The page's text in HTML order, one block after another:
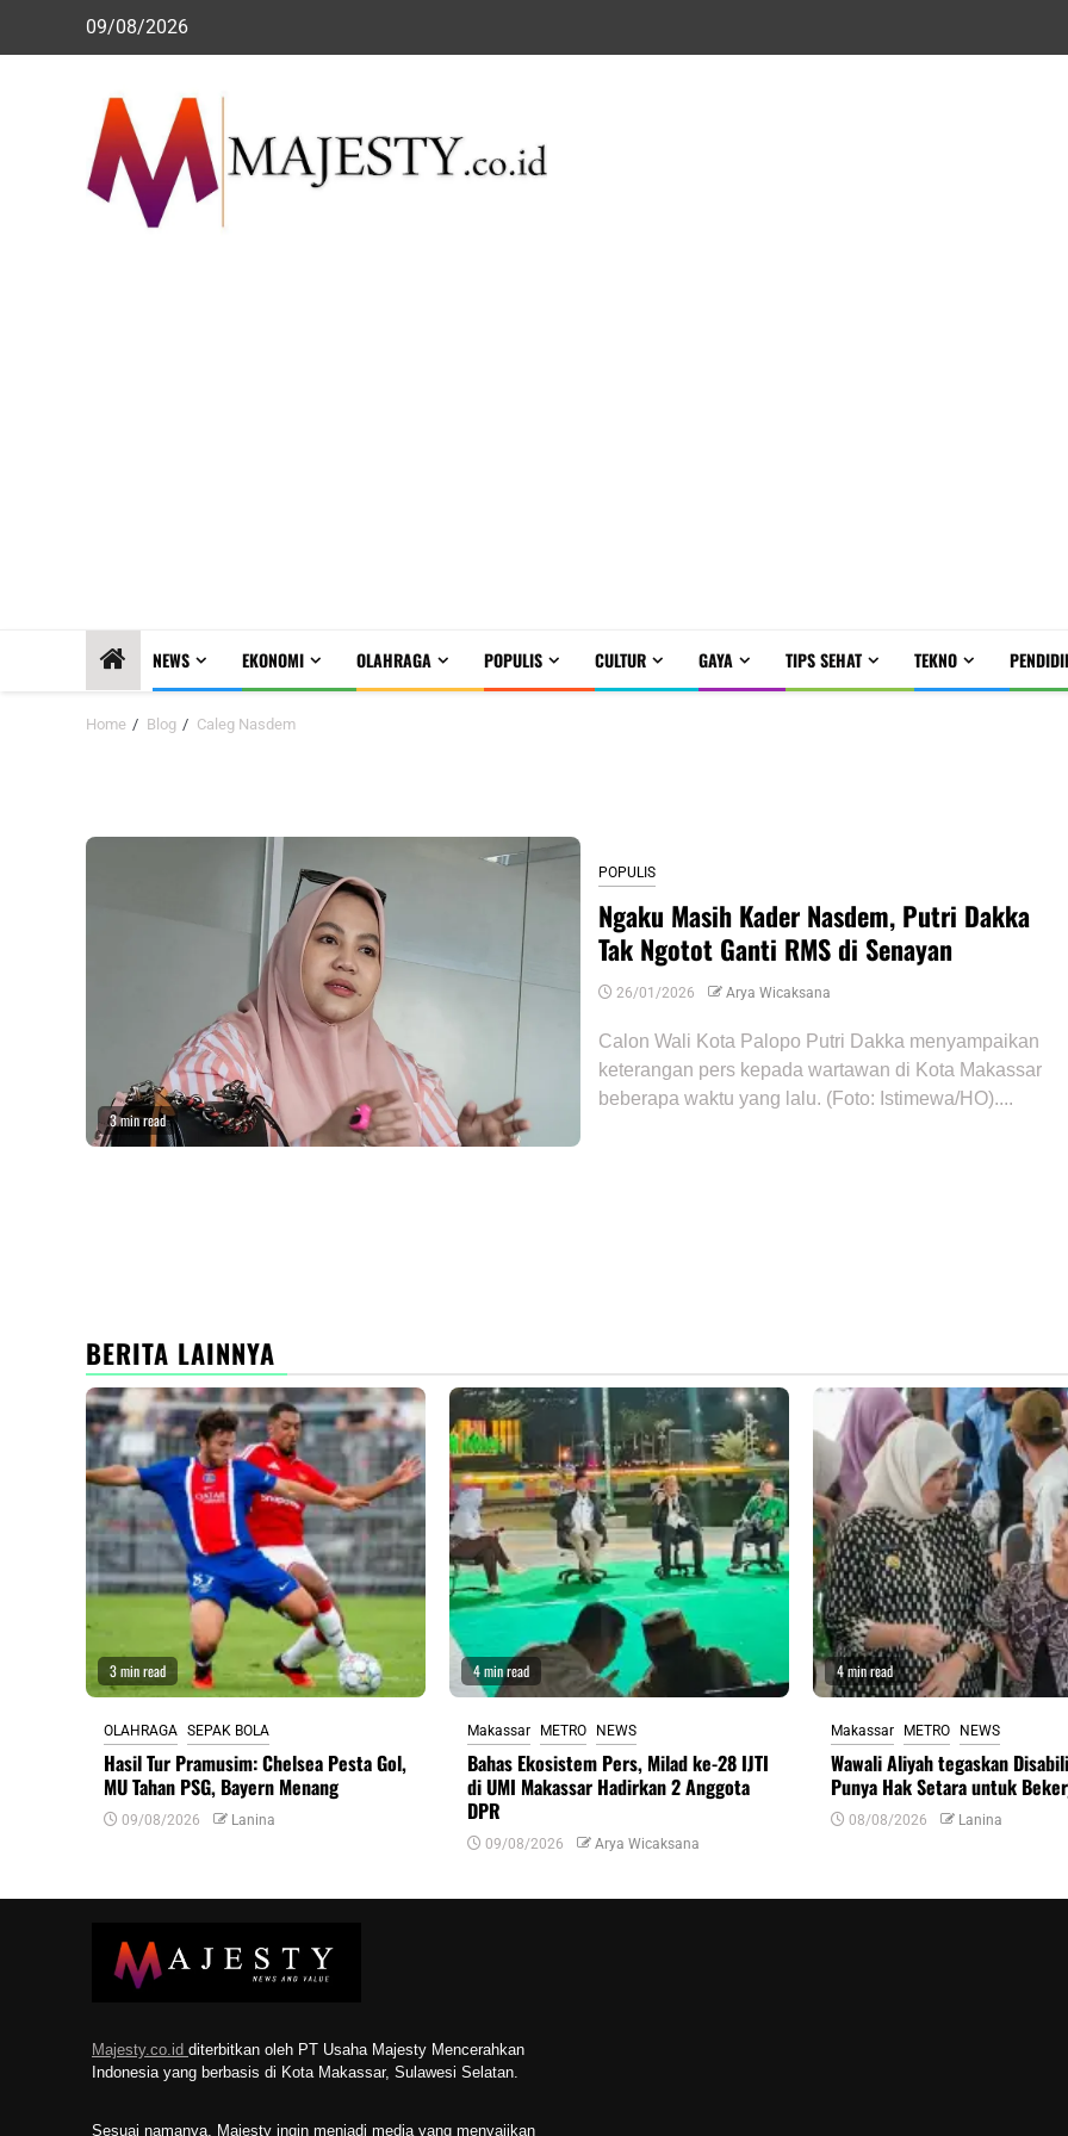
09/08/2026
NEWS EKONOMI OLAHRAGA POPULIS CULTUR GAYA TIPS SEHAT TEKNO
Home Blog Caleg Nasdem
3 min read
POPULIS
Ngaku Masih Kader Nasdem, Putri Dakka
Tak Ngotot Ganti RMS di Senayan
26/01/2026 Arya Wicaksana
Calon Wali Kota Palopo Putri Dakka menyampaikan
keterangan pers kepada wartawan di Kota Makassar
beberapa waktu yang lalu. (Foto: Istimewa/HO)....
BERITA LAINNYA
3 min read
OLAHRAGA SEPAK BOLA
Hasil Tur Pramusim: Chelsea Pesta Gol,
MU Tahan PSG, Bayern Menang
09/08/2026 Lanina
4 min read
Makassar METRO NEWS
Bahas Ekosistem Pers, Milad ke-28 IJTI
di UMI Makassar Hadirkan 2 Anggota
DPR
09/08/2026 Arya Wicaksana
4 min read
Makassar METRO NEWS
Wawali Aliyah tegaskan
Punya Hak Setara untuk
08/08/2026 Lanina
Majesty.co.id diterbitkan oleh PT Usaha Majesty Mencerahkan
Indonesia yang berbasis di Kota Makassar, Sulawesi Selatan.
Sesuai namanya, Majesty ingin menjadi media yang menyajikan